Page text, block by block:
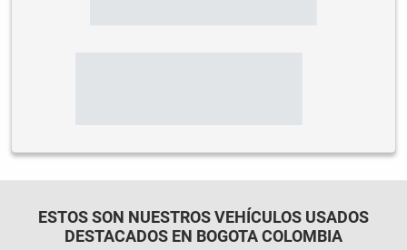
ESTOS SON NUESTROS VEHÍCULOS USADOS
DESTACADOS EN BOGOTA COLOMBIA